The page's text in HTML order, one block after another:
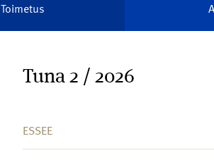
Toimetus
Tuna 2 / 2026
ESSEE